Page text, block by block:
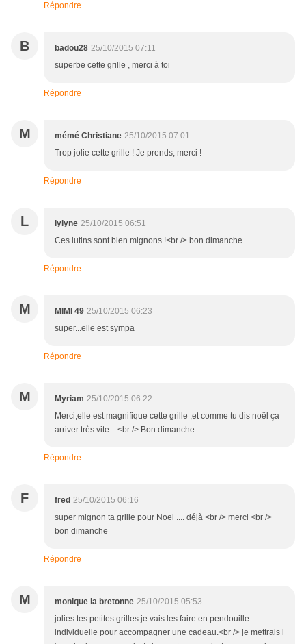
Répondre
B badou28 25/10/2015 07:11
superbe cette grille , merci à toi
Répondre
M mémé Christiane 25/10/2015 07:01
Trop jolie cette grille ! Je prends, merci !
Répondre
L lylyne 25/10/2015 06:51
Ces lutins sont bien mignons !<br /> bon dimanche
Répondre
M MIMI 49 25/10/2015 06:23
super...elle est sympa
Répondre
M Myriam 25/10/2015 06:22
Merci,elle est magnifique cette grille ,et comme tu dis noêl ça
arriver très vite....<br /> Bon dimanche
Répondre
F fred 25/10/2015 06:16
super mignon ta grille pour Noel .... déjà <br /> merci <br />
bon dimanche
Répondre
M monique la bretonne 25/10/2015 05:53
jolies tes petites grilles je vais les faire en pendouille
individuelle pour accompagner une cadeau.<br /> je mettrais l